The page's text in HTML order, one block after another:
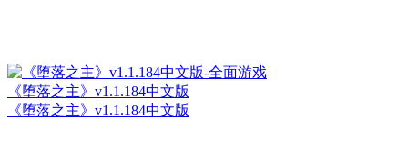
《堕落之主》v1.1.184中文版
《堕落之主》v1.1.184中文版